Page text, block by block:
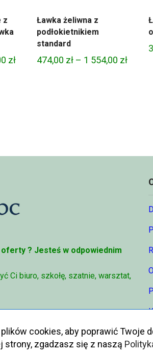
z
złZakres
Ławka żeliwna z
podłokietnikiem
standard
474,00 zł – 1 554,00 złZakres
oferty ? Jesteś w odpowiednim
Ci biuro, szkołę, szatnie, warsztat,
Grodzisk Mazowiecki
cookies, aby poprawić Twoje
strony, zgadzasz się z naszą